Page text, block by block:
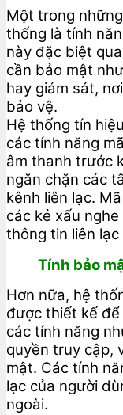
Một trong
thống là tính
này đặc biệt
cần bảo mật
hay giám sát,
bảo vệ.
Hệ thống tín
các tính năng
âm thanh trước
ngăn chặn các
kênh liên lạc.
các kẻ xấu
thông tin liên
Tính bảo
Hơn nữa, hệ
được thiết kế
các tính năng
quyền truy cập,
mật. Các tính
lạc của người
ngoài.